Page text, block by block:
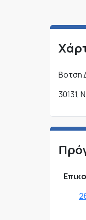
Βοτση
30131,